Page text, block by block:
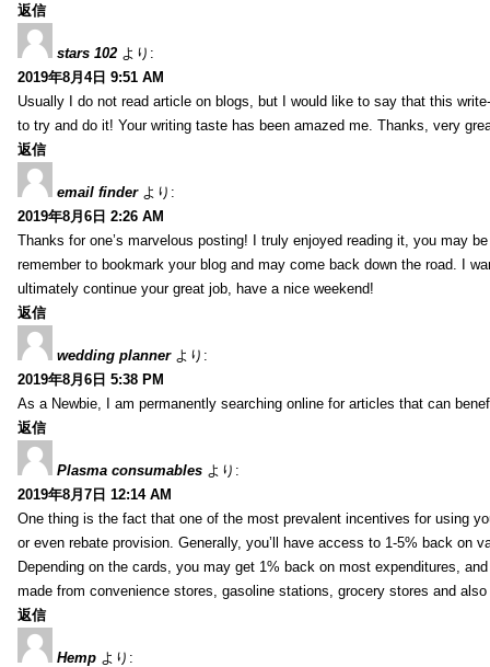
返信
stars 102 より:
2019年8月4日 9:51 AM
Usually I do not read article on blogs, but I would like to say that this
to try and do it! Your writing taste has been amazed me. Thanks, very
返信
email finder より:
2019年8月6日 2:26 AM
Thanks for one’s marvelous posting! I truly enjoyed reading it, you may
remember to bookmark your blog and may come back down the road. I
ultimately continue your great job, have a nice weekend!
返信
wedding planner より:
2019年8月6日 5:38 PM
As a Newbie, I am permanently searching online for articles that can
返信
Plasma consumables より:
2019年8月7日 12:14 AM
One thing is the fact that one of the most prevalent incentives for using
or even rebate provision. Generally, you’ll have access to 1-5% back on
Depending on the cards, you may get 1% back on most expenditures,
made from convenience stores, gasoline stations, grocery stores and also
返信
Hemp より: